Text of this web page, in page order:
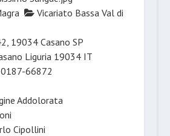
Vicariato Bassa Val di
19034 Casano SP
Liguria 19034 IT
0187-66872
Addolorata
Cipollini